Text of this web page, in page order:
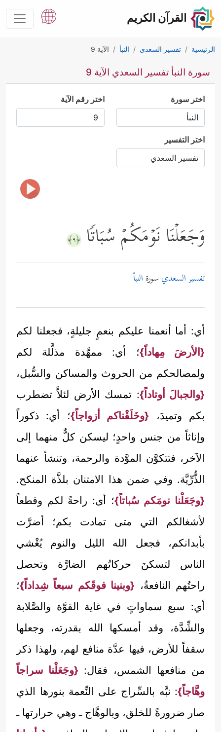
القرآن الكريم
الرئيسية تفسير السعدي النبأ الآية 9
سورة النبأ تفسير السعدي الآية 9
اختر سورة اختر رقم الآية
اختر التفسير
وَجَعَلۡنَا نَوۡمَكُمۡ سُبَاتࣰا ﴿٩﴾
تفسير السعدي سورة النبأ
أي: أما أنعمنا عليكم بنعمٍ جليلةٍ، فجعلنا لكم
{الأرضَ مِهاداً}؛ أي: ممهَّدة مذلَّلة لكم
ولمصالحكم من الحروث والمساكن والسُّبل،
{والجبالَ أوتاداً}: تمسك الأرض لئلاَّ تضطرب
بكم وتميدَ، {وخَلَقْناكم أزواجاً}؛ أي: ذكوراً
وإناثاً من جنس واحدٍ؛ ليسكن كلٌّ منهما إلى
الآخر، فتتكوَّن الموَّدة والرحمة، وتنشأ عنهما
الذُّرِّيَّة. وفي ضمن هذا الامتنان بلذَّة المنكح.
{وجَعَلْنا نومَكم سُباتاً}؛ أى: راحةً لكم وقطعاً
لأشغالكم التي متى تمادت بكم؛ أضرَّت
بأبدانكم، فجعل الله الليل والنوم يُغْشي
الناس لتسكنَ حركاتُهم الضارَّة وتحصل
راحتُهم النافعةُ، {وبنينا فوقَكم سبعاً شِداداً}؛
أي: سبع سماواتٍ في غاية القوَّة والصَّلابة
والشِّدَّة، وقد أمسكها الله بقدرته، وجعلها
سقفاً للأرض، فيها عدَّة منافع لهم، ولهذا ذكر
من منافعها الشمس، فقال: {وجَعَلْنا سراجاً
وهَّاجاً}: نبَّه بالسِّراج على النِّعمة بنورها الذي
صار ضرورةً للخلق، وبالوهَّاج ـ وهي حرارتها ـ